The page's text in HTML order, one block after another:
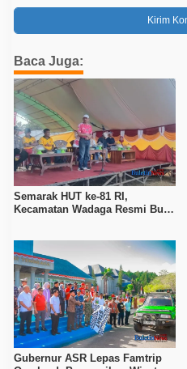
Baca Juga:
Semarak HUT ke-81 RI,
Kecamatan Wadaga Resmi Buka
Gubernur ASR Lepas Famtrip